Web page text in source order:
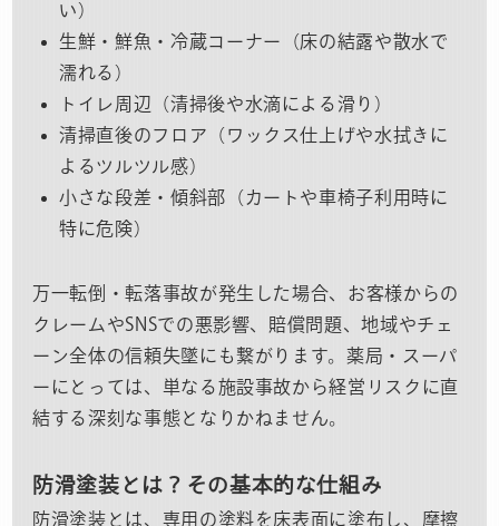
い）
生鮮・鮮魚・冷蔵コーナー（床の結露や散水で
濡れる）
トイレ周辺（清掃後や水滴による滑り）
清掃直後のフロア（ワックス仕上げや水拭きに
よるツルツル感）
小さな段差・傾斜部（カートや車椅子利用時に
特に危険）
万一転倒・転落事故が発生した場合、お客様からの
クレームやSNSでの悪影響、賠償問題、地域やチェ
ーン全体の信頼失墜にも繋がります。薬局・スーパ
ーにとっては、単なる施設事故から経営リスクに直
結する深刻な事態となりかねません。
防滑塗装とは？その基本的な仕組み
防滑塗装とは、専用の塗料を床表面に塗布し、摩擦